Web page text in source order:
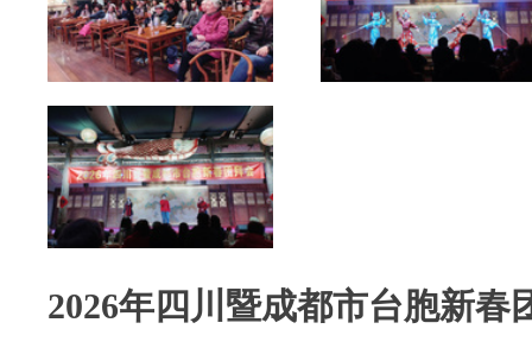
2026年四川暨成都市台胞新春